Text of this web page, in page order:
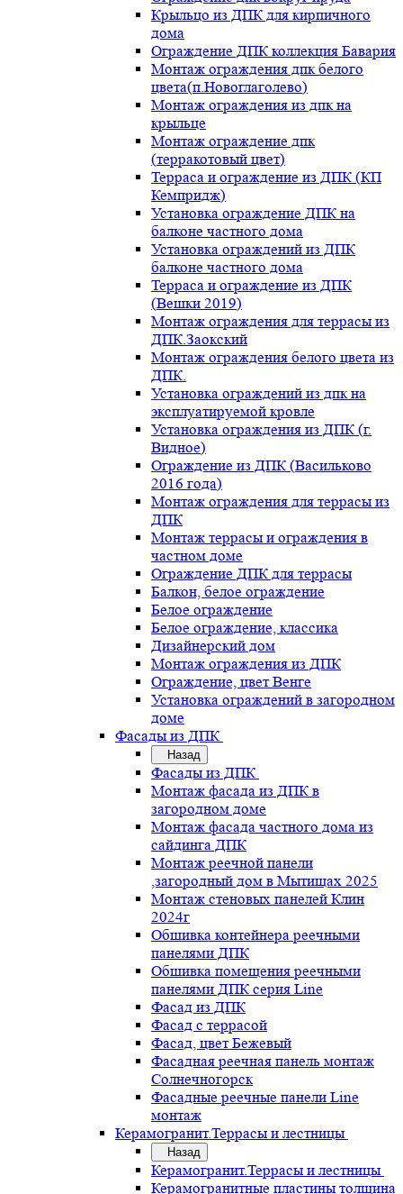
Крыльцо из ДПК для кирпичного
дома
Ограждение ДПК коллекция Бавария
Монтаж ограждения дпк белого
цвета(п.Новоглаголево)
Монтаж ограждения из дпк на
крыльце
Монтаж ограждение дпк
(терракотовый цвет)
Терраса и ограждение из ДПК (КП
Кемпридж)
Установка ограждение ДПК на
балконе частного дома
Установка ограждений из ДПК
балконе частного дома
Терраса и ограждение из ДПК
(Вешки 2019)
Монтаж ограждения для террасы из
ДПК.Заокский
Монтаж ограждения белого цвета из
ДПК.
Установка ограждений из дпк на
эксплуатируемой кровле
Установка ограждения из ДПК (г.
Видное)
Ограждение из ДПК (Васильково
2016 года)
Монтаж ограждения для террасы из
ДПК
Монтаж террасы и ограждения в
частном доме
Ограждение ДПК для террасы
Балкон, белое ограждение
Белое ограждение
Белое ограждение, классика
Дизайнерский дом
Монтаж ограждения из ДПК
Ограждение, цвет Венге
Установка ограждений в загородном
доме
Фасады из ДПК
Назад
Фасады из ДПК
Монтаж фасада из ДПК в
загородном доме
Монтаж фасада частного дома из
сайдинга ДПК
Монтаж реечной панели
,загородный дом в Мытищах 2025
Монтаж стеновых панелей Клин
2024г
Обшивка контейнера реечными
панелями ДПК
Обшивка помещения реечными
панелями ДПК серия Line
Фасад из ДПК
Фасад с террасой
Фасад, цвет Бежевый
Фасадная реечная панель монтаж
Солнечногорск
Фасадные реечные панели Line
монтаж
Керамогранит.Террасы и лестницы
Назад
Керамогранит.Террасы и лестницы
Керамогранитные пластины толщина